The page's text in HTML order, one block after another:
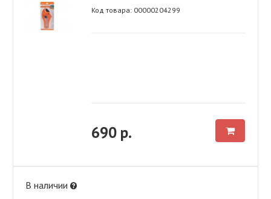
Код товара: 00000204299
690 р.
В наличии